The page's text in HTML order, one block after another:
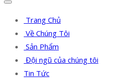
Trang Chủ
Về Chúng Tôi
Sản Phẩm
Đội ngũ của chúng tôi
Tin Tức